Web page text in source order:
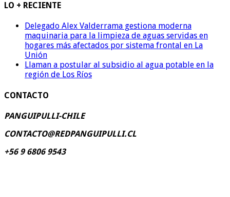
LO + RECIENTE
Delegado Alex Valderrama gestiona moderna
maquinaria para la limpieza de aguas servidas en
hogares más afectados por sistema frontal en La
Unión
Llaman a postular al subsidio al agua potable en la
región de Los Ríos
CONTACTO
PANGUIPULLI-CHILE
CONTACTO@REDPANGUIPULLI.CL
+56 9 6806 9543